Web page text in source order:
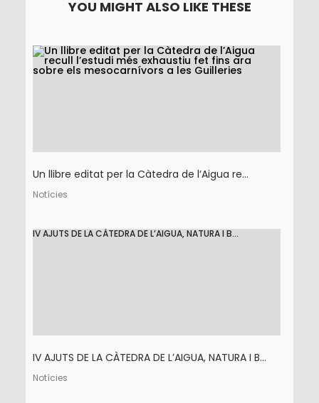
YOU MIGHT ALSO LIKE THESE
Un llibre editat per la Càtedra de l’Aigua re...
Notícies
IV AJUTS DE LA CÀTEDRA DE L’AIGUA, NATURA I B...
IV AJUTS DE LA CÀTEDRA DE L’AIGUA, NATURA I B...
Notícies